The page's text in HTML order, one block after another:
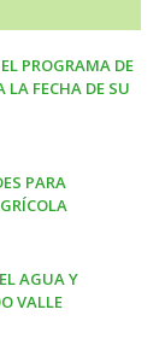
PROGRAMA DE
LA FECHA DE SU
PARA
AGUA Y
VALLE